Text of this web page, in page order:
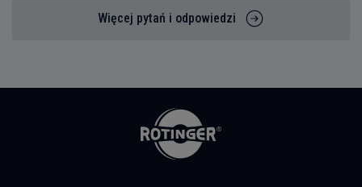
Więcej pytań i odpowiedzi